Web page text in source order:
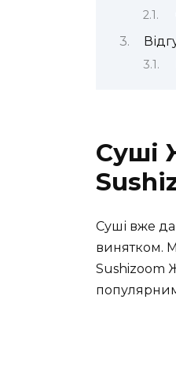
Суші
Суші вже
винятком.
Sushizoom
популярним